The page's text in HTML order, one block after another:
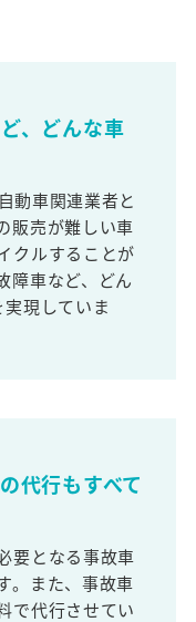
、どんな車
動車関連業者と
販売が難しい車
クルすることが
障車など、どん
現していま
代行もすべて
要となる事故車
。また、事故車
で代行させてい